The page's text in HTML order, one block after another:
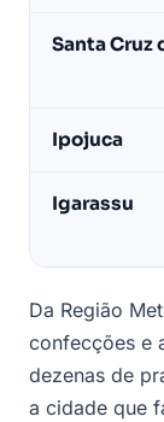
Santa Cruz
Ipojuca
Igarassu
Da Região
confecções e
dezenas de
a cidade que